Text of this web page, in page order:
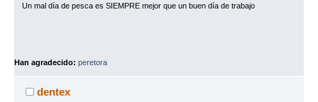
Un mal día de pesca es SIEMPRE mejor que un buen dí­a de trabajo
Han agradecido: peretora
dentex